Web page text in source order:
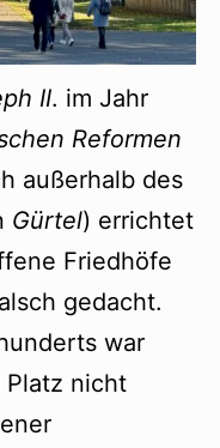
II. im Jahr
Reformen
außerhalb des
Gürtel) errichtet
Friedhöfe
gedacht.
war
Platz nicht